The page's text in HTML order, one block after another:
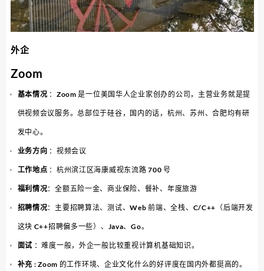
外企
Zoom
基本情况 ：Zoom 是一位美国华人企业家创办的公司，主营业务就是提
供视频会议服务。总部位于硅谷，国内的话，杭州、苏州、合肥均有研
发中心。
业务方向 ：视频会议
工作地点 ：杭州滨江区海康威视东流路 700 号
福利情况：全额五险一金、商业保险、餐补、年度旅游
招聘情况：主要招聘算法、测试、Web 前端、全栈、C/C++（后端开发
这块 C++招聘偏多一些）、Java、Go。
面试 ：难度一般，外企一般比较重视计算机基础知识。
补充 : Zoom 的工作环境、企业文化什么的好评度在国内外都挺高的。